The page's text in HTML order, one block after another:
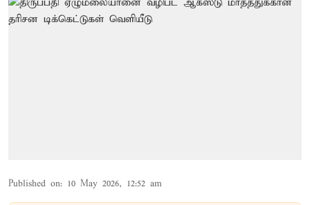
Published on: 10 May 2026, 12:52 am